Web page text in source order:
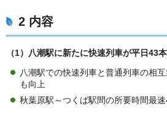
2 内容
（1）八潮駅に新たに快速列車が平日43
八潮駅での快速列車と普通列車の相
も向上
秋葉原駅～つくば駅間の所要時間最